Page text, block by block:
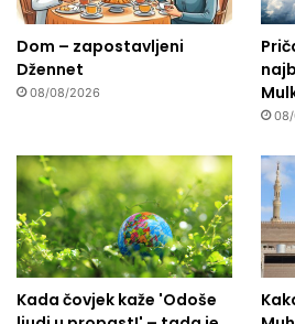
Dom – zapostavljeni
Džennet
08/08/2026
Kada čovjek kaže 'Odoše